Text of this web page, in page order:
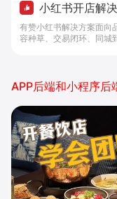
小红书开店解
化工具 - 做生
有赞小红书解决方案面向
容种草、交易闭环、同城